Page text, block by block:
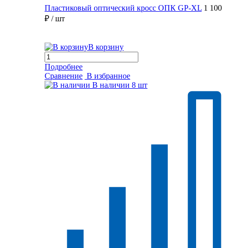
Пластиковый оптический кросс ОПК GP-XL 1 100
₽ / шт
В корзину
Подробнее
Сравнение В избранное
В наличии 8 шт